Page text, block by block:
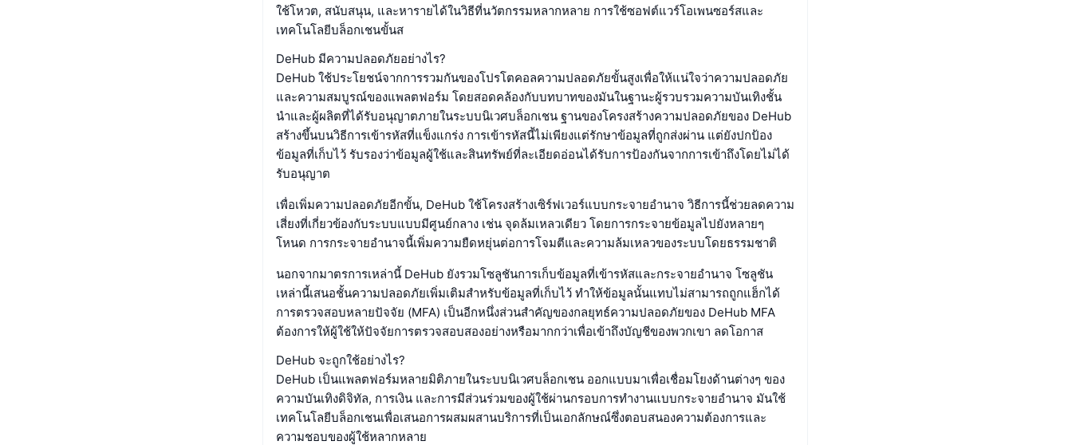
ใช้โหวต, สนับสนุน, และหารายได้ในวิธีที่นวัตกรรมหลากหลาย การใช้ซอฟต์แวร์โอเพนซอร์สและ
เทคโนโลยีบล็อกเชนขั้นส
DeHub มีความปลอดภัยอย่างไร?
DeHub ใช้ประโยชน์จากการรวมกันของโปรโตคอลความปลอดภัยขั้นสูงเพื่อให้แน่ใจว่าความปลอดภัย
และความสมบูรณ์ของแพลตฟอร์ม โดยสอดคล้องกับบทบาทของมันในฐานะผู้รวบรวมความบันเทิงชั้น
นำและผู้ผลิตที่ได้รับอนุญาตภายในระบบนิเวศบล็อกเชน ฐานของโครงสร้างความปลอดภัยของ DeHub
สร้างขึ้นบนวิธีการเข้ารหัสที่แข็งแกร่ง การเข้ารหัสนี้ไม่เพียงแต่รักษาข้อมูลที่ถูกส่งผ่าน แต่ยังปกป้อง
ข้อมูลที่เก็บไว้ รับรองว่าข้อมูลผู้ใช้และสินทรัพย์ที่ละเอียดอ่อนได้รับการป้องกันจากการเข้าถึงโดยไม่ได้
รับอนุญาต
เพื่อเพิ่มความปลอดภัยอีกขั้น, DeHub ใช้โครงสร้างเซิร์ฟเวอร์แบบกระจายอำนาจ วิธีการนี้ช่วยลดความ
เสี่ยงที่เกี่ยวข้องกับระบบแบบมีศูนย์กลาง เช่น จุดล้มเหลวเดียว โดยการกระจายข้อมูลไปยังหลายๆ
โหนด การกระจายอำนาจนี้เพิ่มความยืดหยุ่นต่อการโจมตีและความล้มเหลวของระบบโดยธรรมชาติ
นอกจากมาตรการเหล่านี้ DeHub ยังรวมโซลูชันการเก็บข้อมูลที่เข้ารหัสและกระจายอำนาจ โซลูชัน
เหล่านี้เสนอชั้นความปลอดภัยเพิ่มเติมสำหรับข้อมูลที่เก็บไว้ ทำให้ข้อมูลนั้นแทบไม่สามารถถูกแฮ็กได้
การตรวจสอบหลายปัจจัย (MFA) เป็นอีกหนึ่งส่วนสำคัญของกลยุทธ์ความปลอดภัยของ DeHub MFA
ต้องการให้ผู้ใช้ให้ปัจจัยการตรวจสอบสองอย่างหรือมากกว่าเพื่อเข้าถึงบัญชีของพวกเขา ลดโอกาส
DeHub จะถูกใช้อย่างไร?
DeHub เป็นแพลตฟอร์มหลายมิติภายในระบบนิเวศบล็อกเชน ออกแบบมาเพื่อเชื่อมโยงด้านต่างๆ ของ
ความบันเทิงดิจิทัล, การเงิน และการมีส่วนร่วมของผู้ใช้ผ่านกรอบการทำงานแบบกระจายอำนาจ มันใช้
เทคโนโลยีบล็อกเชนเพื่อเสนอการผสมผสานบริการที่เป็นเอกลักษณ์ซึ่งตอบสนองความต้องการและ
ความชอบของผู้ใช้หลากหลาย